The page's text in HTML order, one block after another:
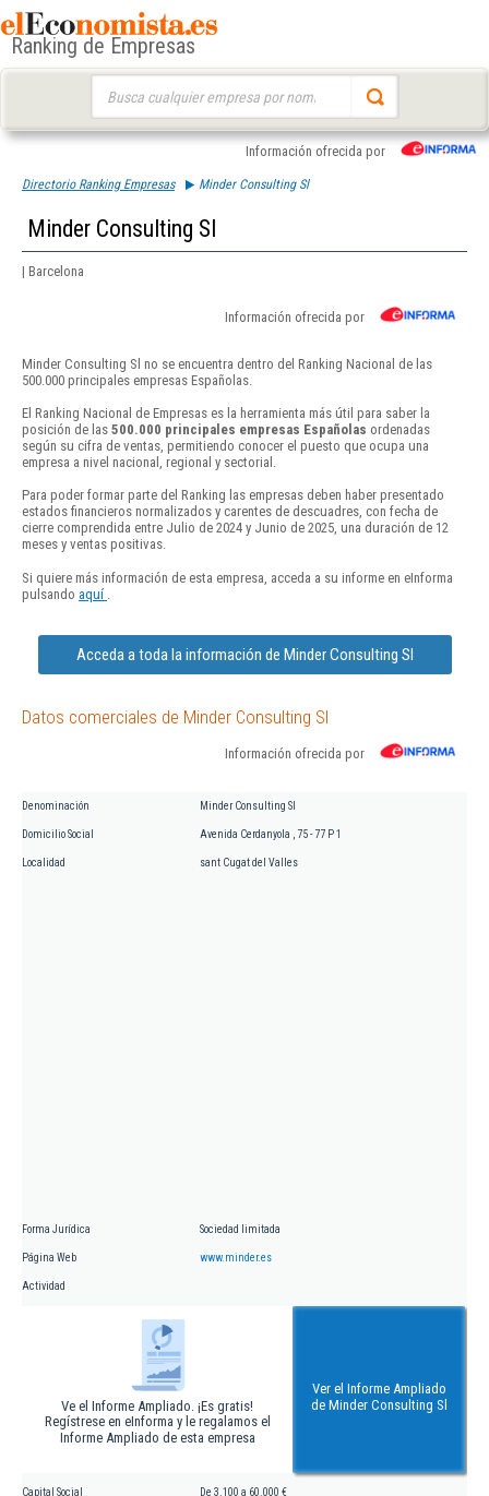
Ranking de Empresas
Información ofrecida por
Directorio Ranking Empresas Minder Consulting Sl
Minder Consulting Sl
| Barcelona
Información ofrecida por
Minder Consulting Sl no se encuentra dentro del Ranking Nacional de las
500.000 principales empresas Españolas.
El Ranking Nacional de Empresas es la herramienta más útil para saber la
posición de las 500.000 principales empresas Españolas ordenadas
según su cifra de ventas, permitiendo conocer el puesto que ocupa una
empresa a nivel nacional, regional y sectorial.
Para poder formar parte del Ranking las empresas deben haber presentado
estados financieros normalizados y carentes de descuadres, con fecha de
cierre comprendida entre Julio de 2024 y Junio de 2025, una duración de 12
meses y ventas positivas.
Si quiere más información de esta empresa, acceda a su informe en eInforma
pulsando aquí
Acceda a toda la información de Minder Consulting Sl
Datos comerciales de Minder Consulting Sl
Información ofrecida por
Denominación Minder Consulting Sl
Domicilio Social Avenida Cerdanyola , 75 - 77 P 1
Localidad sant Cugat del Valles
Forma Jurídica Sociedad limitada
Página Web www.minder.es
Actividad
Ve el Informe Ampliado. ¡Es gratis!
Regístrese en eInforma y le regalamos el
Informe Ampliado de esta empresa
Ver el Informe Ampliado
de Minder Consulting Sl
Capital Social De 3.100 a 60.000 €